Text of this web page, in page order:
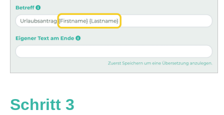
Schritt 3